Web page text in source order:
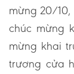
mừng 20/10,
chúc mừng
mừng khai
trương cửa